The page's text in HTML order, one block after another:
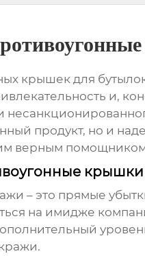
крышек для
и,
продукт, но и
верным
– это прямые
на имидже